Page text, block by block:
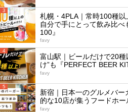
3
札幌・4PLA｜常時100種以
自分で手にとって飲み比
100』
favy
4
富山駅｜ビールだけで20
け”も『PERFECT BEER
favy
5
新宿｜日本一のグルメバ
的な10店が集うフードホー
favy